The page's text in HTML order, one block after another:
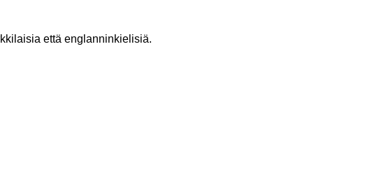
että englanninkielisiä.